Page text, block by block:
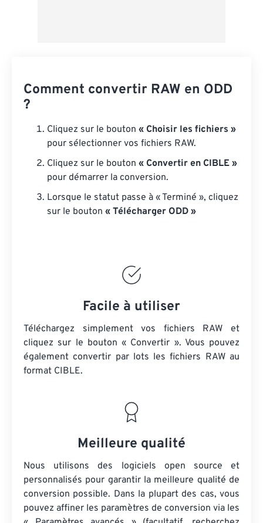
Comment convertir RAW en ODD
?
Cliquez sur le bouton « Choisir les fichiers »
pour sélectionner vos fichiers RAW.
Cliquez sur le bouton « Convertir en CIBLE »
pour démarrer la conversion.
Lorsque le statut passe à « Terminé », cliquez
sur le bouton « Télécharger ODD »
Facile à utiliser
Téléchargez simplement vos fichiers RAW et
cliquez sur le bouton « Convertir ». Vous pouvez
également convertir par lots les fichiers RAWau
format CIBLE.
Meilleure qualité
Nous utilisons des logiciels open source et
personnalisés pour garantir la meilleure qualité de
conversion possible. Dans la plupart des cas, vous
pouvez affiner les paramètres de conversion via les